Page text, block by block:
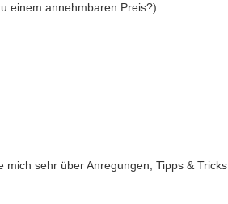
einem annehmbaren Preis?)
sehr über Anregungen, Tipps & Tricks